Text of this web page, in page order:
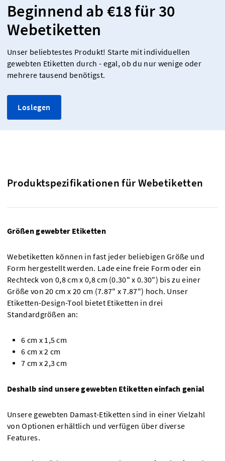
Beginnend ab €18 für 30
Webetiketten
Unser beliebtestes Produkt! Starte mit individuellen
gewebten Etiketten durch - egal, ob du nur wenige oder
mehrere tausend benötigst.
Loslegen
Produktspezifikationen für Webetiketten
Größen gewebter Etiketten
Webetiketten können in fast jeder beliebigen Größe und
Form hergestellt werden. Lade eine freie Form oder ein
Rechteck von 0,8 cm x 0,8 cm (0.30" x 0.30") bis zu einer
Größe von 20 cm x 20 cm (7.87" x 7.87") hoch. Unser
Etiketten-Design-Tool bietet Etiketten in drei
Standardgrößen an:
6 cm x 1,5 cm
6 cm x 2 cm
7 cm x 2,3 cm
Deshalb sind unsere gewebten Etiketten einfach genial
Unsere gewebten Damast-Etiketten sind in einer Vielzahl
von Optionen erhältlich und verfügen über diverse
Features.